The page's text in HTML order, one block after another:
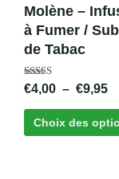
Molène –
à Fumer /
de Tabac
Note
5.00
€4,00 – €9,95
Choix des